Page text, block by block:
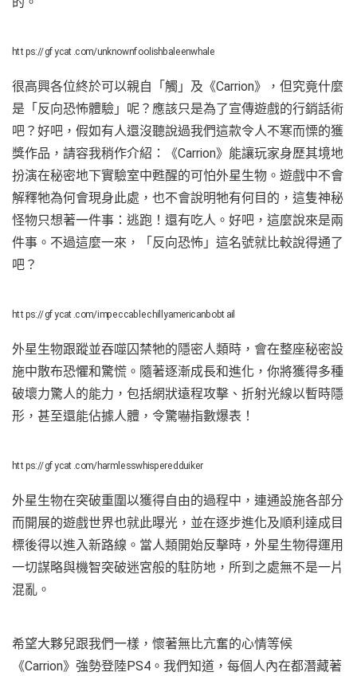
https://gfycat.com/unknownfoolishbaleenwhale
很高興各位終於可以親自「觸」及《Carrion》，但究竟什麼
是「反向恐怖體驗」呢？應該只是為了宣傳遊戲的行銷話術
吧？好吧，假如有人還沒聽說過我們這款令人不寒而慄的獲
獎作品，請容我稍作介紹：《Carrion》能讓玩家身歷其境地
扮演在秘密地下實驗室中甦醒的可怕外星生物。遊戲中不會
解釋牠為何會現身此處，也不會說明牠有何目的，這隻神秘
怪物只想著一件事：逃跑！還有吃人。好吧，這麼說來是兩
件事。不過這麼一來，「反向恐怖」這名號就比較說得通了
吧？
https://gfycat.com/impeccablechillyamericanbobtail
外星生物跟蹤並吞噬囚禁牠的隱密人類時，會在整座秘密設
施中散布恐懼和驚慌。隨著逐漸成長和進化，你將獲得多種
破壞力驚人的能力，包括網狀遠程攻擊、折射光線以暫時隱
形，甚至還能佔據人體，令驚嚇指數爆表！
https://gfycat.com/harmlesswhisperedduiker
外星生物在突破重圍以獲得自由的過程中，連通設施各部分
而開展的遊戲世界也就此曝光，並在逐步進化及順利達成目
標後得以進入新路線。當人類開始反擊時，外星生物得運用
一切謀略與機智突破迷宮般的駐防地，所到之處無不是一片
混亂。
希望大夥兒跟我們一樣，懷著無比亢奮的心情等候
《Carrion》強勢登陸PS4。我們知道，每個人內在都潛藏著